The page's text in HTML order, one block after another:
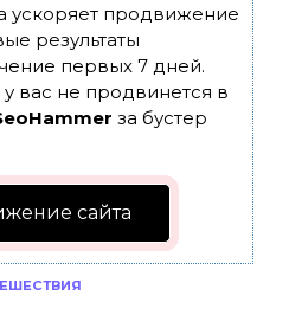
ускоряет продвижение
результаты
первых 7 дней.
вас не продвинется в
за бустер
сайта